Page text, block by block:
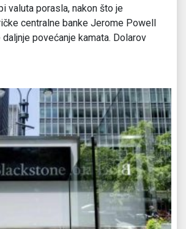
valuta porasla, nakon što je
centralne banke Jerome Powell
povećanje kamata. Dolarov